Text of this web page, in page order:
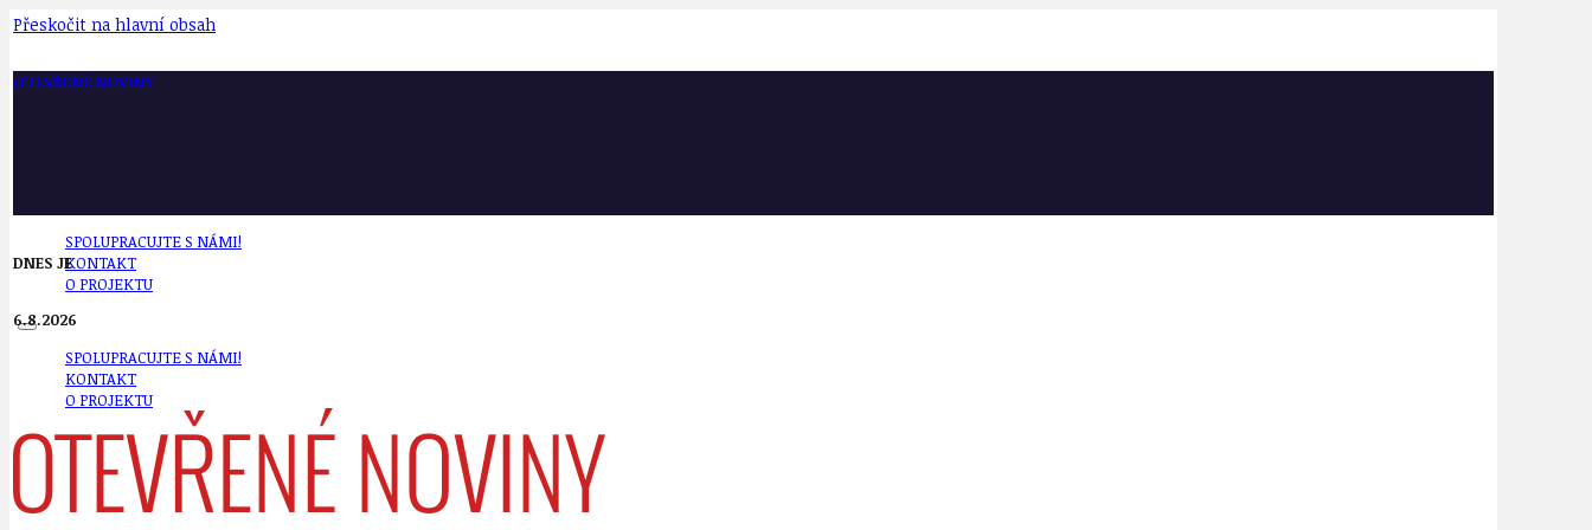
Přeskočit na hlavní obsah
OTEVŘENÉ NOVINY
SPOLUPRACUJTE S NÁMI!
KONTAKT
O PROJEKTU
SPOLUPRACUJTE S NÁMI!
KONTAKT
O PROJEKTU
DNES JE
6.8.2026